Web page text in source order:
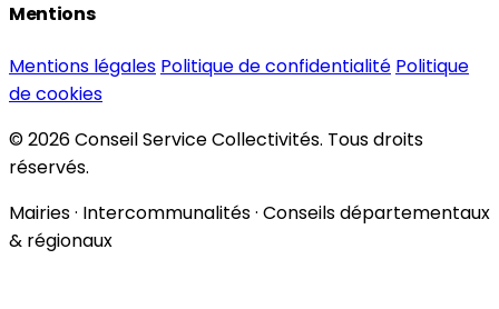
Mentions
Mentions légales Politique de confidentialité Politique
de cookies
© 2026 Conseil Service Collectivités. Tous droits
réservés.
Mairies · Intercommunalités · Conseils départementaux
& régionaux